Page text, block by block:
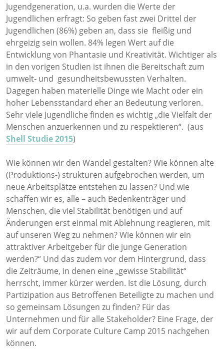
Jugendgeneration, u.a. wurden die Werte der
Jugendlichen erfragt: So geben fast zwei Drittel der
Jugendlichen (86%) geben an, dass sie fleißig und
ehrgeizig sein wollen. 84% legen Wert auf die
Entwicklung von Phantasie und Kreativität. Wichtiger als
in den vorigen Studien ist ihnen die Bereitschaft zum
umwelt- und gesundheitsbewussten Verhalten.
Dagegen haben materielle Dinge wie Macht oder ein
hoher Lebensstandard eher an Bedeutung verloren.
Sehr viele Jugendliche finden es wichtig „die Vielfalt der
Menschen anzuerkennen und zu respektieren“. (aus
Shell Studie 2015)
Wie können wir den Wandel gestalten? Wie können alte
(Produktions-) strukturen aufgebrochen werden, um
neue Arbeitsplätze entstehen zu lassen? Und wie
schaffen wir es, alle – auch Bedenkenträger und
Menschen, die viel Stabilität benötigen und auf
Änderungen erst einmal mit Ablehnung reagieren, mit
auf unseren Weg zu nehmen? Wie können wir ein
attraktiver Arbeitgeber für die junge Generation
werden?“ Und das zudem vor dem Hintergrund, dass
die Zeiträume, in denen eine „gewisse Stabilität“
herrscht, immer kürzer werden. Ist die Lösung, durch
Partizipation aus Betroffenen Beteiligte zu machen und
so gemeinsam Lösungen zu finden? Für das
Unternehmen und für alle Stakeholder? Eine Frage, der
wir auf dem Corporate Culture Camp 2015 nachgehen
können.